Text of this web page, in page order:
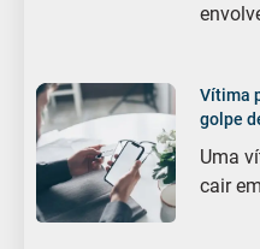
Vítima
golpe
Uma
cair